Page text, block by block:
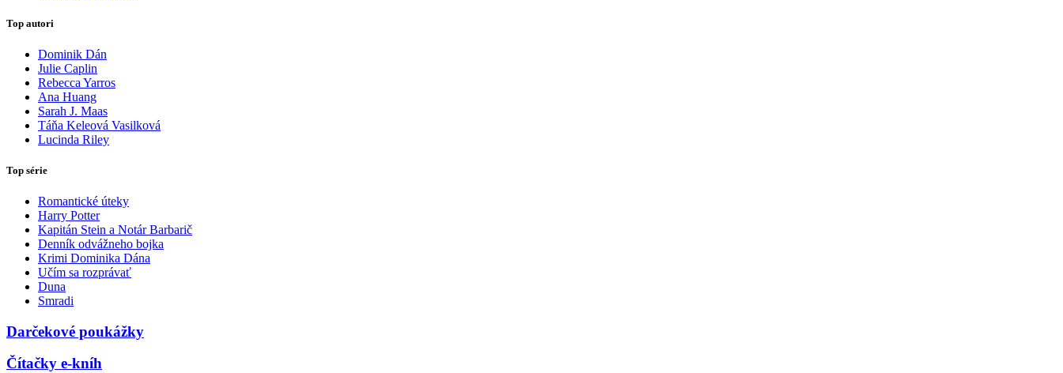
Top autori
Dominik Dán
Julie Caplin
Rebecca Yarros
Ana Huang
Sarah J. Maas
Táňa Keleová Vasilková
Lucinda Riley
Top série
Romantické úteky
Harry Potter
Kapitán Stein a Notár Barbarič
Denník odvážneho bojka
Krimi Dominika Dána
Učím sa rozprávať
Duna
Smradi
Darčekové poukážky
Čítačky e-kníh